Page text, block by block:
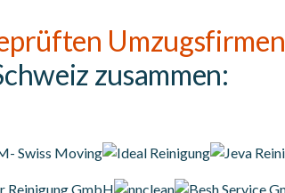
Umzugsfirmen
zusammen: